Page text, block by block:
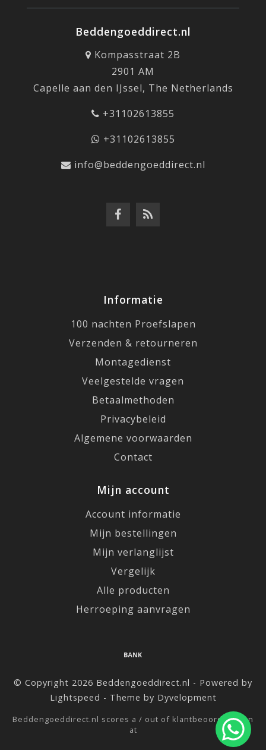
Beddengoeddirect.nl
Kompasstraat 2B
2901 AM
Capelle aan den IJssel, The Netherlands
+31102613855
+31102613855
info@beddengoeddirect.nl
Informatie
100 nachten Proefslapen
Verzenden & retourneren
Montagedienst
Veelgestelde vragen
Betaalmethoden
Privacybeleid
Algemene voorwaarden
Contact
Mijn account
Account informatie
Mijn bestellingen
Mijn verlanglijst
Vergelijk
Alle producten
Herroeping aanvragen
© Copyright 2026 Beddengoeddirect.nl - Powered by
Lightspeed - Theme by Dyvelopment
Beddengoeddirect.nl scores a / out of klantbeoordelingen
at